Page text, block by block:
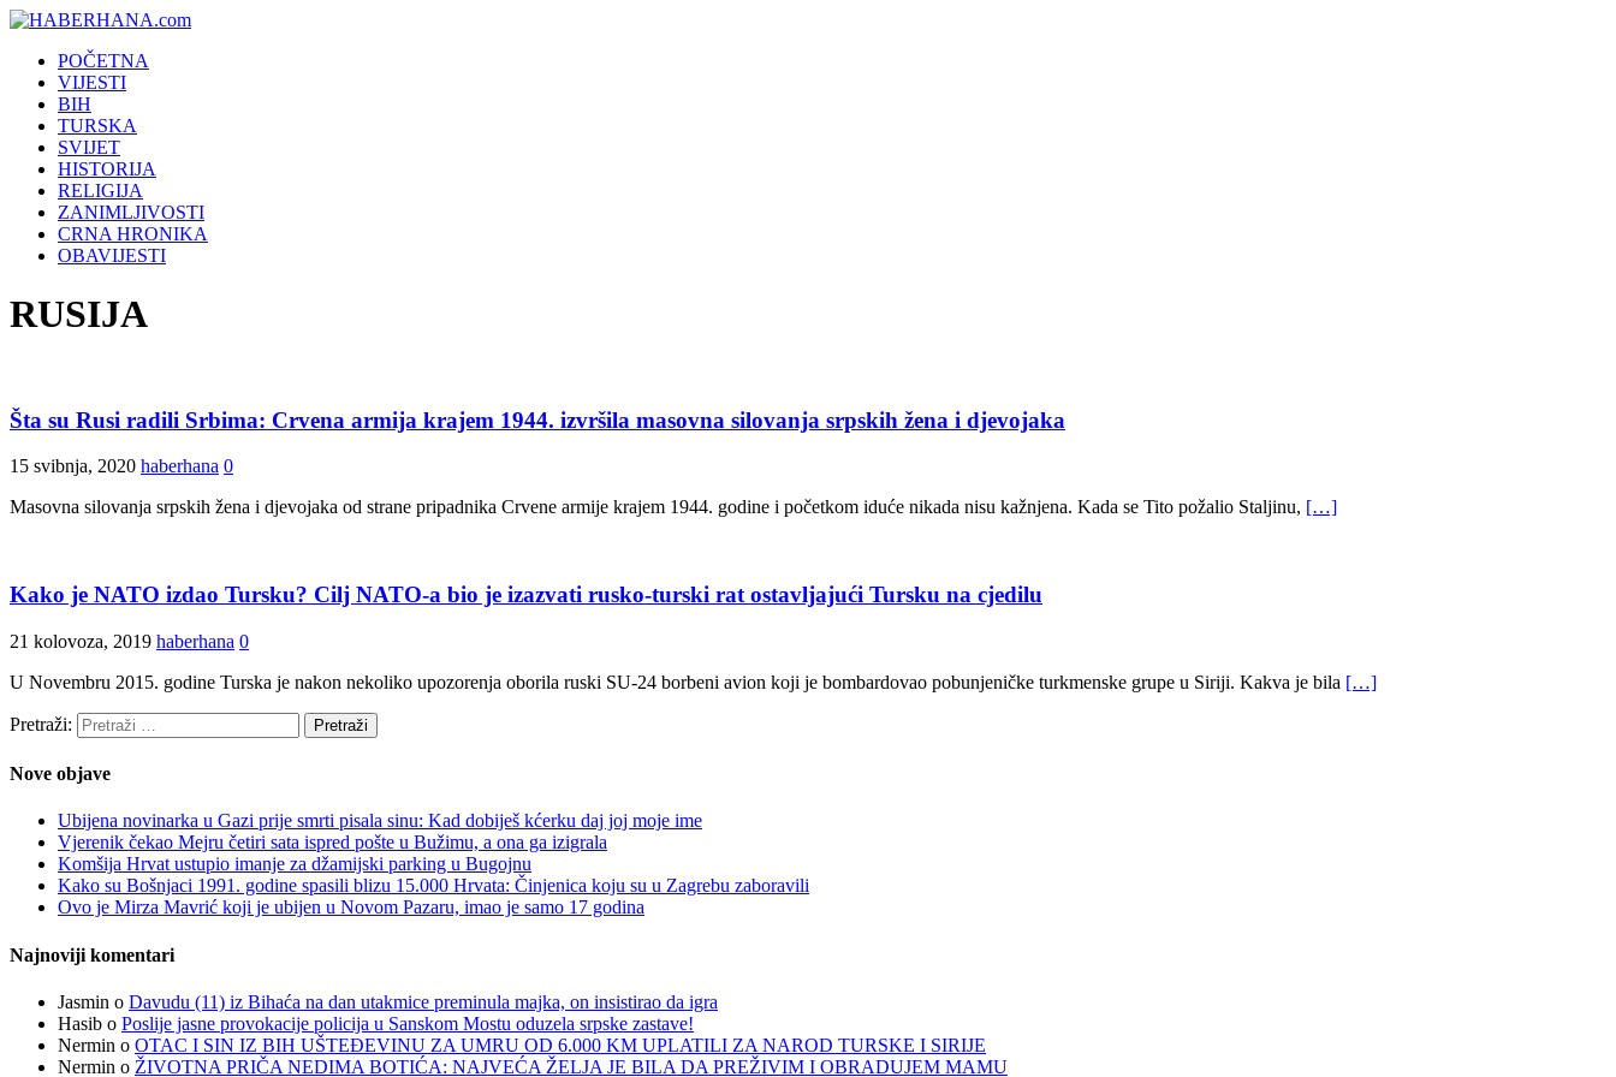
POČETNA
VIJESTI
BIH
TURSKA
SVIJET
HISTORIJA
RELIGIJA
ZANIMLJIVOSTI
CRNA HRONIKA
OBAVIJESTI
RUSIJA
Šta su Rusi radili Srbima: Crvena armija krajem 1944. izvršila masovna silovanja srpskih žena i djevojaka
15 svibnja, 2020 haberhana 0
Masovna silovanja srpskih žena i djevojaka od strane pripadnika Crvene armije krajem 1944. godine i početkom iduće nikada nisu kažnjena. Kada se Tito požalio Staljinu, […]
Kako je NATO izdao Tursku? Cilj NATO-a bio je izazvati rusko-turski rat ostavljajući Tursku na cjedilu
21 kolovoza, 2019 haberhana 0
U Novembru 2015. godine Turska je nakon nekoliko upozorenja oborila ruski SU-24 borbeni avion koji je bombardovao pobunjeničke turkmenske grupe u Siriji. Kakva je bila […]
Pretraži:
Nove objave
Ubijena novinarka u Gazi prije smrti pisala sinu: Kad dobiješ kćerku daj joj moje ime
Vjerenik čekao Mejru četiri sata ispred pošte u Bužimu, a ona ga izigrala
Komšija Hrvat ustupio imanje za džamijski parking u Bugojnu
Kako su Bošnjaci 1991. godine spasili blizu 15.000 Hrvata: Činjenica koju su u Zagrebu zaboravili
Ovo je Mirza Mavrić koji je ubijen u Novom Pazaru, imao je samo 17 godina
Najnoviji komentari
Jasmin o Davudu (11) iz Bihaća na dan utakmice preminula majka, on insistirao da igra
Hasib o Poslije jasne provokacije policija u Sanskom Mostu oduzela srpske zastave!
Nermin o OTAC I SIN IZ BIH UŠTEĐEVINU ZA UMRU OD 6.000 KM UPLATILI ZA NAROD TURSKE I SIRIJE
Nermin o ŽIVOTNA PRIČA NEDIMA BOTIĆA: NAJVEĆA ŽELJA JE BILA DA PREŽIVIM I OBRADUJEM MAMU